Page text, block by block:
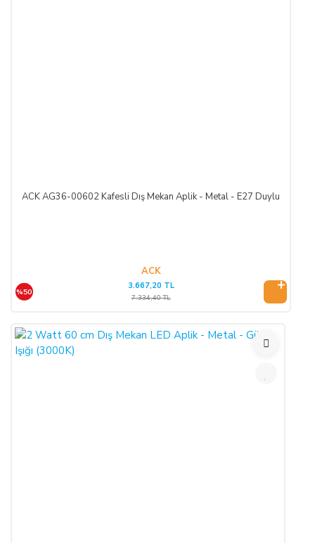
ACK AG36-00602 Kafesli Dış Mekan Aplik - Metal - E27 Duylu
ACK
%50
3.667,20 TL
7.334,40 TL